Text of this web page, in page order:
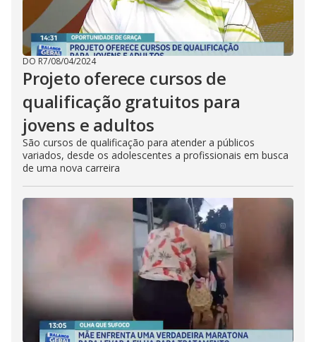
DO R7/08/04/2024
Projeto oferece cursos de
qualificação gratuitos para
jovens e adultos
São cursos de qualificação para atender a públicos
variados, desde os adolescentes a profissionais em busca
de uma nova carreira